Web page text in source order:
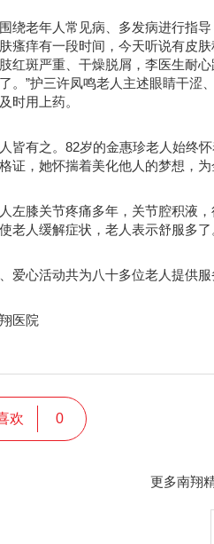
绕老年人常见病、多发病进行指
瘙痒有一段时间，今天听说有皮
红斑严重、干燥脱屑，李医生耐
。”护三许凤鸣老人主述眼睛干涩
时用上药。
皆有之。82岁的金惠珍老人始终
证，她怀揣着美化他人的梦想，
左膝关节疼痛多年，关节腔积液
老人缓解症状，老人表示舒服多了
爱心活动共为八十多位老人提供
医院
欢 0
更多南翔